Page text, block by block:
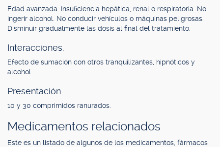
Edad avanzada. Insuficiencia hepática, renal o respiratoria. No
ingerir alcohol. No conducir vehículos o máquinas peligrosas.
Disminuir gradualmente las dosis al final del tratamiento.
Interacciones.
Efecto de sumación con otros tranquilizantes, hipnóticos y
alcohol.
Presentación.
10 y 30 comprimidos ranurados.
Medicamentos relacionados
Este es un listado de algunos de los medicamentos, fármacos